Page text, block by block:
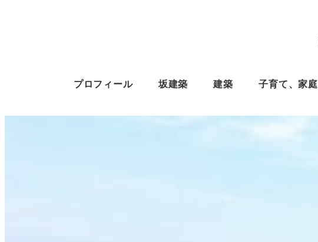
プロフィール 坂建築 建築 子育て、家庭